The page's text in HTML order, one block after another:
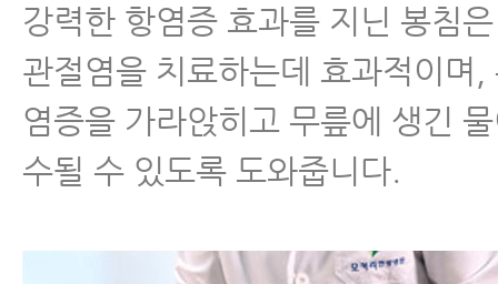
강력한 항염증 효과를 지닌 봉침
관절염을 치료하는데 효과적이며,
염증을 가라앉히고 무릎에 생긴
수될 수 있도록 도와줍니다.